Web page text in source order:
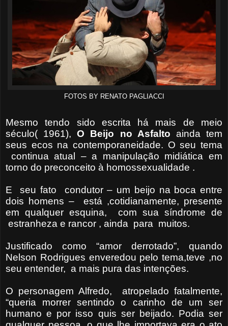
FOTOS BY RENATO PAGLIACCI
Mesmo tendo sido escrita há mais de meio
século( 1961), O Beijo no Asfalto ainda tem
seus ecos na contemporaneidade. O seu tema
continua atual – a manipulação midiática em
torno do preconceito à homossexualidade .
E seu fato condutor – um beijo na boca entre
dois homens – está ,cotidianamente, presente
em qualquer esquina, com sua síndrome de
estranheza e rancor , ainda para muitos.
Justificado como “amor derrotado”, quando
Nelson Rodrigues enveredou pelo tema,teve ,no
seu entender, a mais pura das intenções.
O personagem Alfredo, atropelado fatalmente,
“queria morrer sentindo o carinho de um ser
humano e por isso quis ser beijado. Podia ser